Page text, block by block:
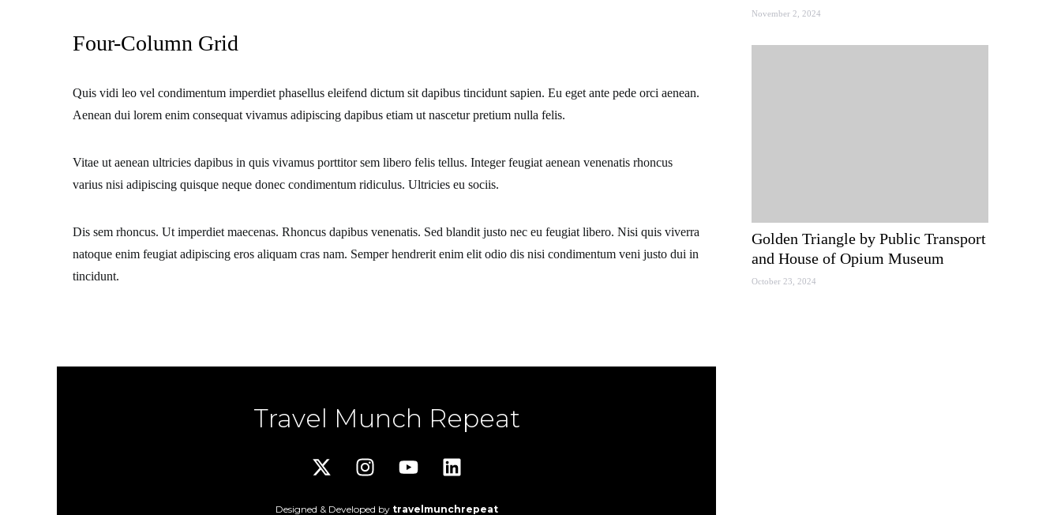
Four-Column Grid
Quis vidi leo vel condimentum imperdiet phasellus eleifend dictum sit dapibus tincidunt sapien. Eu eget ante pede orci aenean.
Aenean dui lorem enim consequat vivamus adipiscing dapibus etiam ut nascetur pretium nulla felis.
Vitae ut aenean ultricies dapibus in quis vivamus porttitor sem libero felis tellus. Integer feugiat aenean venenatis rhoncus
varius nisi adipiscing quisque neque donec condimentum ridiculus. Ultricies eu sociis.
Dis sem rhoncus. Ut imperdiet maecenas. Rhoncus dapibus venenatis. Sed blandit justo nec eu feugiat libero. Nisi quis viverra
natoque enim feugiat adipiscing eros aliquam cras nam. Semper hendrerit enim elit odio dis nisi condimentum veni justo dui in
tincidunt.
November 2, 2024
Golden Triangle by Public Transport
and House of Opium Museum
October 23, 2024
Travel Munch Repeat
Designed & Developed by travelmunchrepeat